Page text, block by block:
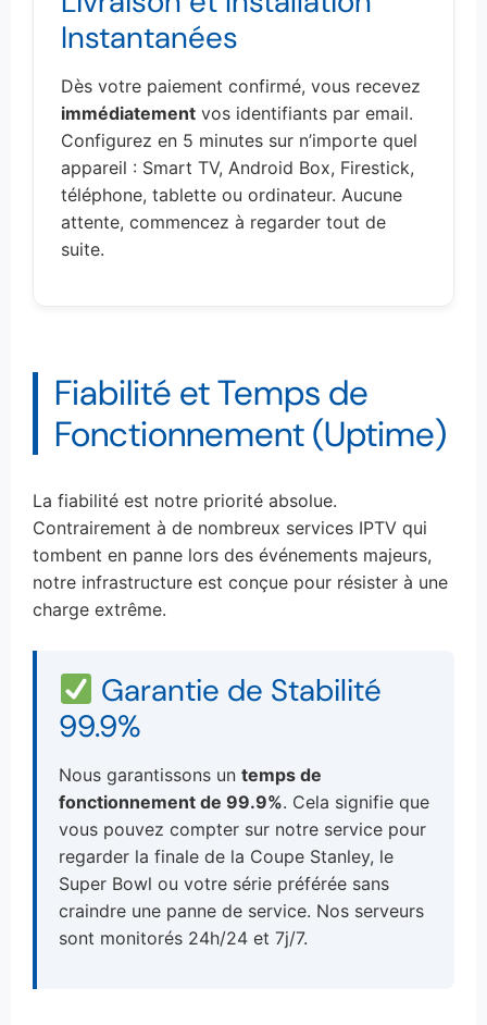
Instantanées
Dès votre paiement confirmé, vous recevez
immédiatement vos identifiants par email.
Configurez en 5 minutes sur n’importe quel
appareil : Smart TV, Android Box, Firestick,
téléphone, tablette ou ordinateur. Aucune
attente, commencez à regarder tout de
suite.
Fiabilité et Temps de
Fonctionnement (Uptime)
La fiabilité est notre priorité absolue.
Contrairement à de nombreux services IPTV qui
tombent en panne lors des événements majeurs,
notre infrastructure est conçue pour résister à une
charge extrême.
Garantie de Stabilité
99.9%
Nous garantissons un temps de
fonctionnement de 99.9%. Cela signifie que
vous pouvez compter sur notre service pour
regarder la finale de la Coupe Stanley, le
Super Bowl ou votre série préférée sans
craindre une panne de service. Nos serveurs
sont monitorés 24h/24 et 7j/7.